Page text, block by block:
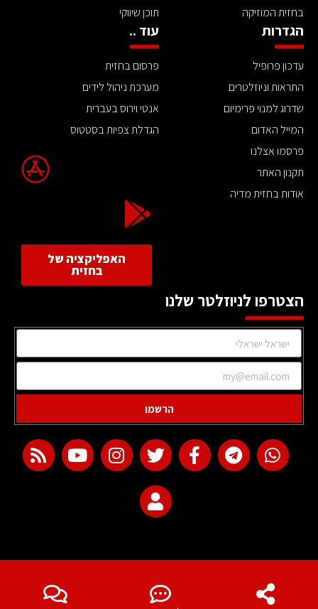
בחזית המוזיקה
תוכן שיווקי
הגדרות
עדכון פרופיל
התראות וניוזלטרים
שדרוג למנוי פרימיום
המייל האדום
פרסמו אצלנו
תקנון האתר
אודות בחזית מדיה
עוד ..
פרסום בחזית
מערכת ניהול לידים
אנטי וירוס בעברית
הגדלת צפיות בסטטוס
האפליקציה של
בחזית
הצטרפו לניוזלטר שלנו
הרשמו
web development